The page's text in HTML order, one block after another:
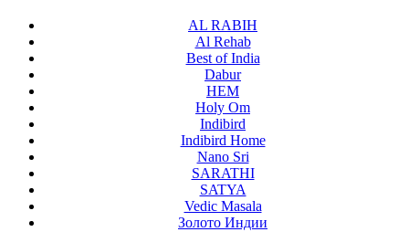
AL RABIH
Al Rehab
Best of India
Dabur
HEM
Holy Om
Indibird
Indibird Home
Nano Sri
SARATHI
SATYA
Vedic Masala
Золото Индии